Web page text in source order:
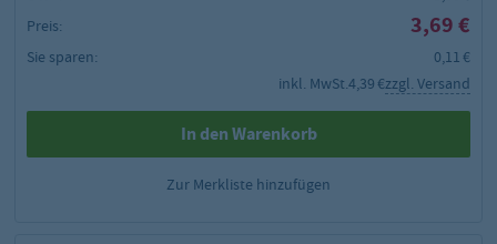
Preis:
3,69 €
Sie sparen:
0,11 €
inkl. MwSt.4,39 €zzgl. Versand
In den Warenkorb
Zur Merkliste hinzufügen